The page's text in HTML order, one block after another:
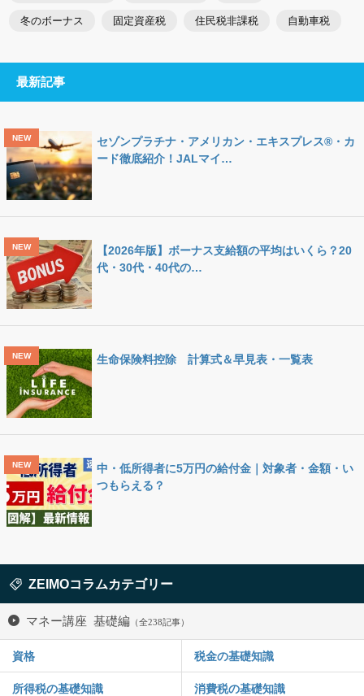
冬のボーナス 固定資産税 住民税非課税 自動車税
最新記事
セゾンプラチナ・アメリカン・エキスプレス®・カ
ード徹底紹介！JALマイ…
【2026年版】ボーナス支給額の平均はいくら？20
代・30代・40代の…
生命保険料控除 計算式＆早見表・一覧表
中・低所得者に5万円の給付金｜対象者・金額・い
つもらえる？
ZEIMOコラムカテゴリー
マネー講座 基礎編 （全238記事）
資格 税金の基礎知識
所得税の基礎知識 消費税の基礎知識